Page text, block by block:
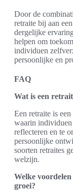
Door de
retraite bij aan
dergelijke
helpen om
individuen
persoonlijke en
FAQ
Wat is een
Een retraite is
waarin individuen
reflecteren en te
persoonlijke
soorten retraites
welzijn.
Welke
groei?